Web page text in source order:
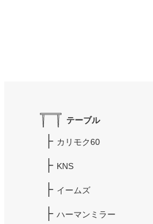
テーブル
カリモク60
KNS
イームズ
ハーマンミラー